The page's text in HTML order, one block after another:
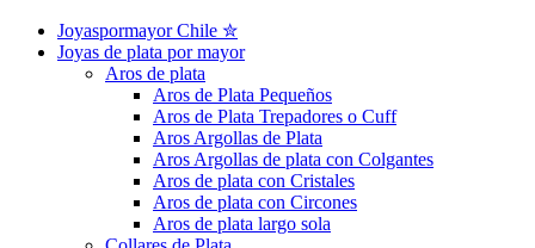
Joyaspormayor Chile ✮
Joyas de plata por mayor
Aros de plata
Aros de Plata Pequeños
Aros de Plata Trepadores o Cuff
Aros Argollas de Plata
Aros Argollas de plata con Colgantes
Aros de plata con Cristales
Aros de plata con Circones
Aros de plata largo sola